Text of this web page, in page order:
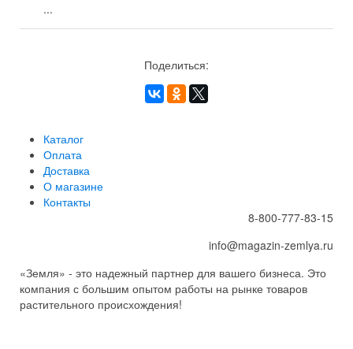
...
Поделиться:
Каталог
Оплата
Доставка
О магазине
Контакты
8-800-777-83-15
info@magazin-zemlya.ru
«Земля» - это надежный партнер для вашего бизнеса. Это
компания с большим опытом работы на рынке товаров
растительного происхождения!